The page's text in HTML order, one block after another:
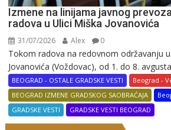
Izmene na linijama javnog
radova u Ulici Miška Jovanovića
31/07/2026 Alex 0
Tokom radova na redovnom održavanju
Jovanovića (Voždovac), od 1. do 8.
BEOGRAD - OSTALE GRADSKE VESTI
Beograd -
BEOGRAD IZMENE GRADSKOG SAOBRAĆAJA
GRADSKE VESTI
GRADSKE VESTI BEOGRAD